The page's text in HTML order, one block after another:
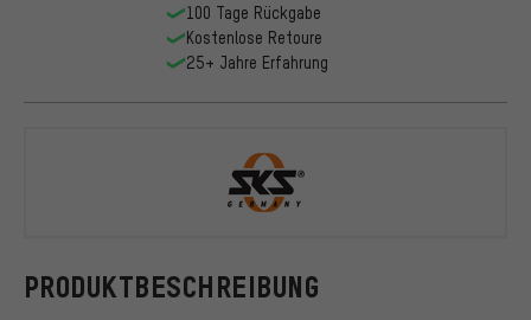
PRODUKTBESCHREIBUNG
100 Tage Rückgabe
Kostenlose Retoure
25+ Jahre Erfahrung